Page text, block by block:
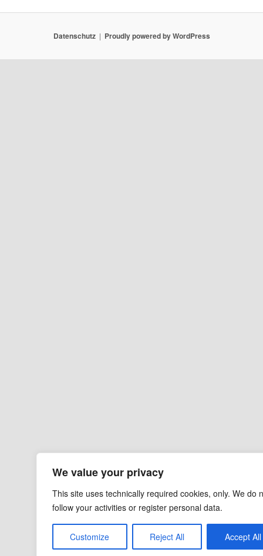
We value your privacy
This site uses technically required cookies, only. We do
follow your activities or register personal data.
Customize Reject All Accept All
Datenschutz Proudly powered by WordPress